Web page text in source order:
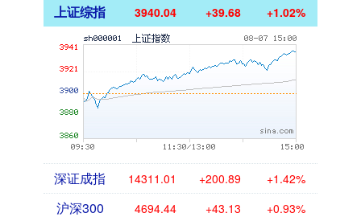
上证综指 3940.04 +39.68 +1.02%
深证成指 14311.01 +200.89 +1.42%
沪深300 4694.44 +43.13 +0.93%